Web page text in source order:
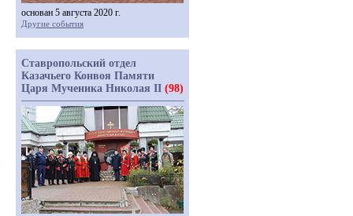
основан 5 августа 2020 г.
Другие события
Ставропольский отдел
Казачьего Конвоя Памяти
Царя Мученика Николая II (98)